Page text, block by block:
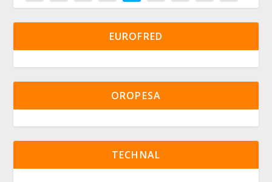
EUROFRED
OROPESA
TECHNAL